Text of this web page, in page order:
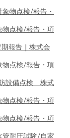
物点検/報告・
点検/報告・項
報告｜株式会
点検/報告・項
設備点検 株式
点検/報告・項
点検/報告・項
耐圧試験/自家